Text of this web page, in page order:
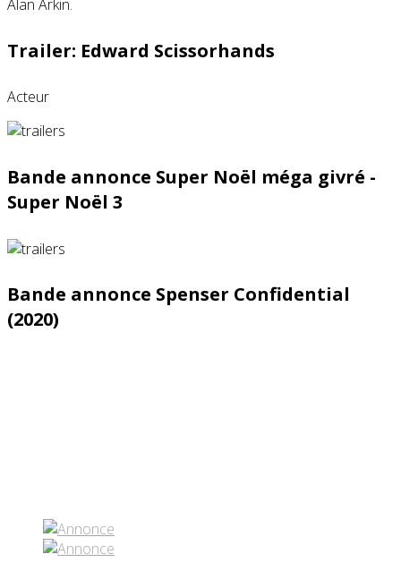
Trailer: Edward Scissorhands
Acteur
Bande annonce Super Noël méga givré -
Super Noël 3
Bande annonce Spenser Confidential
(2020)